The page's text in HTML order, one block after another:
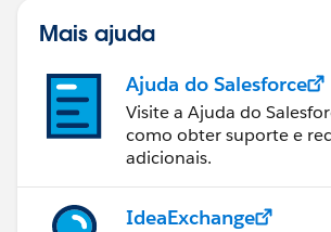
Mais ajuda
Ajuda do Salesforce
Visite a Ajuda do
como obter suporte e
adicionais.
IdeaExchange